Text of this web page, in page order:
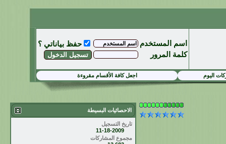
اسم المستخدم
حفظ بياناتي ؟
كلمة المرور
اليوم اجعل كافة الأقسام مقروءة
الاحصائيات البسيطة
تاريخ التسجيل
11-18-2009
مجموع المشاركات